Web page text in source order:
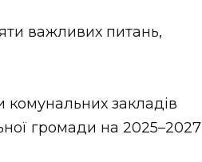
важливих питань,
закладів
громади на 2025–2027